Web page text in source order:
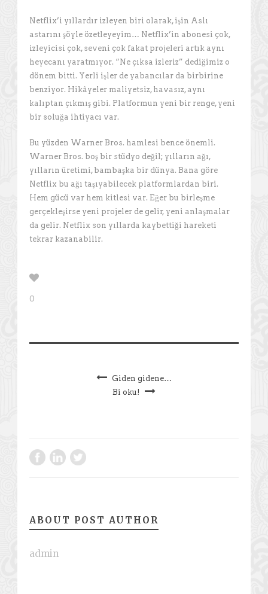
Netflix’i yıllardır izleyen biri olarak, işin Aslı
astarını şöyle özetleyeyim… Netflix’in abonesi çok,
izleyicisi çok, seveni çok fakat projeleri artık aynı
heyecanı yaratmıyor. “Ne çıksa izleriz” dediğimiz o
dönem bitti. Yerli işler de yabancılar da birbirine
benziyor. Hikâyeler maliyetsiz, havasız, aynı
kalıptan çıkmış gibi. Platformun yeni bir renge, yeni
bir soluğa ihtiyacı var.
Bu yüzden Warner Bros. hamlesi bence önemli.
Warner Bros. boş bir stüdyo değil; yılların ağı,
yılların üretimi, bambaşka bir dünya. Bana göre
Netflix bu ağı taşıyabilecek platformlardan biri.
Hem gücü var hem kitlesi var. Eğer bu birleşme
gerçekleşirse yeni projeler de gelir, yeni anlaşmalar
da gelir. Netflix son yıllarda kaybettiği hareketi
tekrar kazanabilir.
0
Giden gidene…
Bi oku!
ABOUT POST AUTHOR
admin